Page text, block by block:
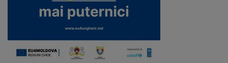
Orașul
imagini